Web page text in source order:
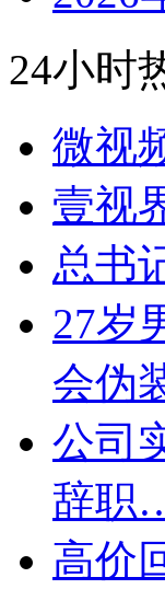
24小时
微视
壹视
总书
27岁
会伪
公司
辞职
高价